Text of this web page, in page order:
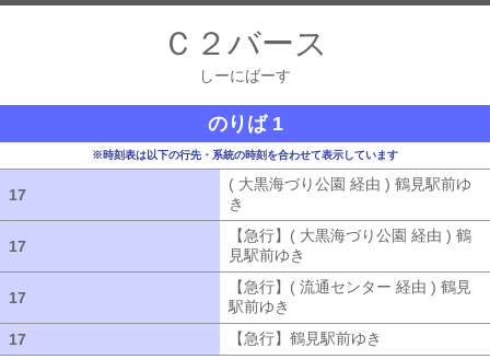
Ｃ２バース
しーにばーす
のりば 1
※時刻表は以下の行先・系統の時刻を合わせて表示しています
17
( 大黒海づり公園 経由 ) 鶴見駅前ゆ
き
17
【急行】( 大黒海づり公園 経由 ) 鶴
見駅前ゆき
17
【急行】( 流通センター 経由 ) 鶴見
駅前ゆき
17
【急行】鶴見駅前ゆき